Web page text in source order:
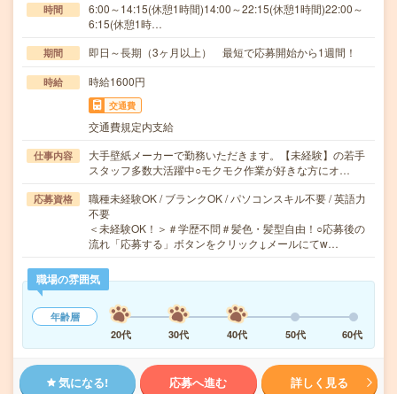
時間
6:00～14:15(休憩1時間)14:00～22:15(休憩1時間)22:00～
6:15(休憩1時…
期間 即日～長期（3ヶ月以上） 最短で応募開始から1週間！
時給 時給1600円
交通費
交通費規定内支給
仕事内容
大手壁紙メーカーで勤務いただきます。【未経験】の若手
スタッフ多数大活躍中○モクモク作業が好きな方にオ…
応募資格
職種未経験OK / ブランクOK / パソコンスキル不要 / 英語力
不要
＜未経験OK！＞＃学歴不問＃髪色・髪型自由！○応募後の
流れ「応募する」ボタンをクリック↓メールにてw…
職場の雰囲気
年齢層
20代
30代 40代 50代 60代
気になる! 応募へ進む 詳しく見る